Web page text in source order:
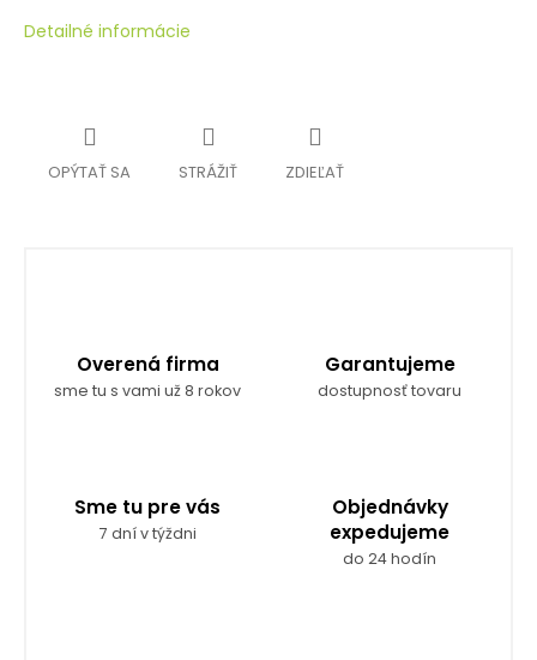
Detailné informácie
OPÝTAŤ SA STRÁŽIŤ ZDIEĽAŤ
Overená firma
sme tu s vami už 8 rokov
Garantujeme
dostupnosť tovaru
Sme tu pre vás
7 dní v týždni
Objednávky
expedujeme
do 24 hodín